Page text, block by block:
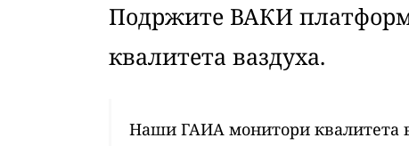
Подржите ВАКИ
квалитета ваздуха.
Наши ГАИА монитори квалитета